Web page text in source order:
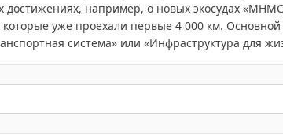
достижениях, например, о новых экосудах
уже проехали первые 4 000 км.
система» или «Инфраструктура для